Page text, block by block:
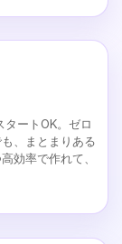
ートOK。ゼロ
、まとまりある
効率で作れて、